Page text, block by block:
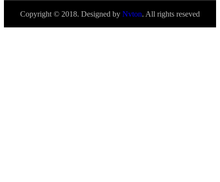
Copyright © 2018. Designed by Nvton. All rights reseved